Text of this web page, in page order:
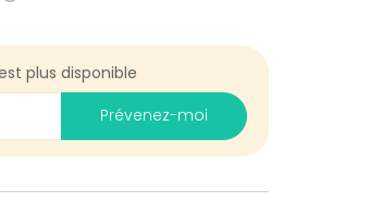
plus disponible
Prévenez-moi